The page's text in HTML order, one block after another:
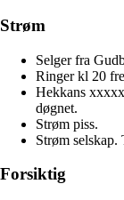
Strøm
Selger fra
Ringer kl 20
Hekkans
døgnet.
Strøm piss.
Strøm selskap.
Forsiktig